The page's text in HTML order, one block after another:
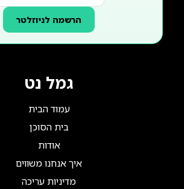
הרשמה לניוזלטר
גמל נט
עמוד הבית
בית הסוכן
אודות
איך אנחנו משווים
מדיניות עריכה